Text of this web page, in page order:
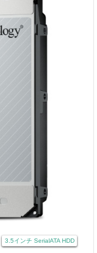
3.5インチ SerialATA HDD